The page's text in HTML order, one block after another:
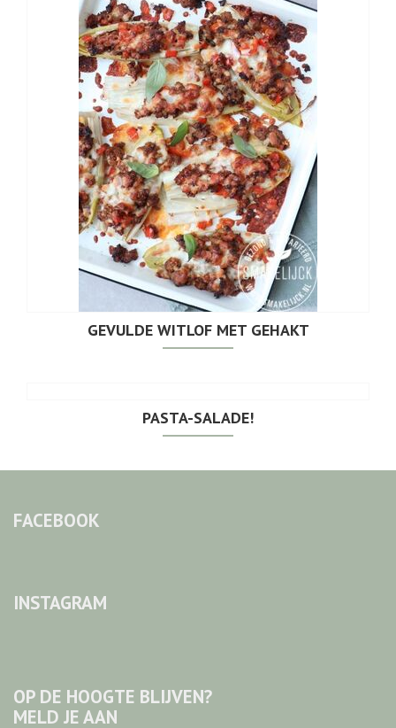
GEVULDE WITLOF MET GEHAKT
PASTA-SALADE!
FACEBOOK
INSTAGRAM
OP DE HOOGTE BLIJVEN?
MELD JE AAN